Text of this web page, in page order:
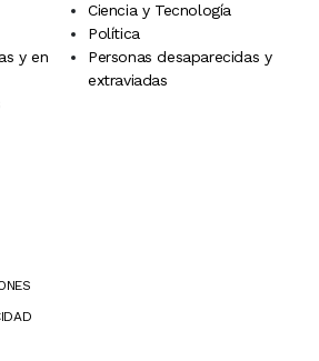
Ciencia y Tecnología
Política
y en
Personas desaparecidas y
extraviadas